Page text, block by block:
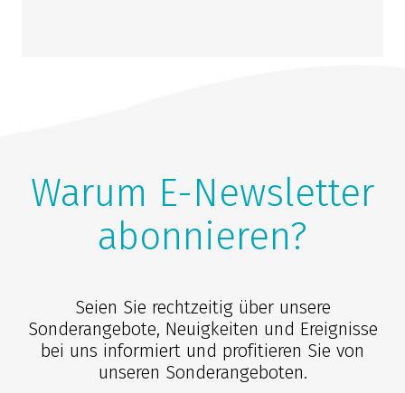
Warum E-Newsletter
abonnieren?
Seien Sie rechtzeitig über unsere
Sonderangebote, Neuigkeiten und Ereignisse
bei uns informiert und profitieren Sie von
unseren Sonderangeboten.